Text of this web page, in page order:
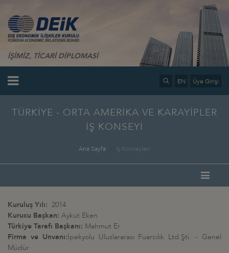
İŞİMİZ, TİCARİ DİPLOMASİ
EN Üye Girişi
TÜRKİYE - ORTA AMERİKA VE KARAYİPLER
İŞ KONSEYİ
Ana Sayfa İş Konseyleri
Kuruluş Yılı: 2014
Kurucu Başkan: Aykut Eken
Türkiye Tarafı Başkanı: Mahmut Er
Firma ve Unvanı:İpekyolu Uluslararası Fuarcılık Ltd.Şti. - Genel
Müdür